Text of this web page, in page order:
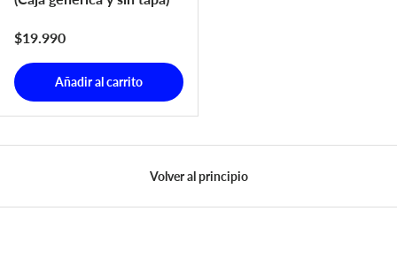
Precio normal
$19.990
Añadir al carrito
Volver al principio